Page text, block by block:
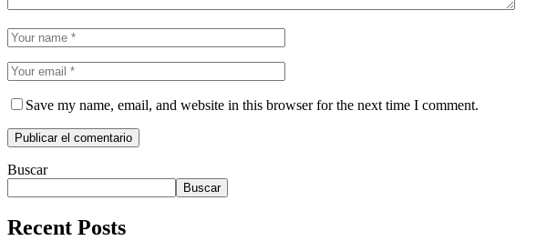
Save my name, email, and website in this browser for the next time I comment.
Buscar
Buscar
Recent Posts